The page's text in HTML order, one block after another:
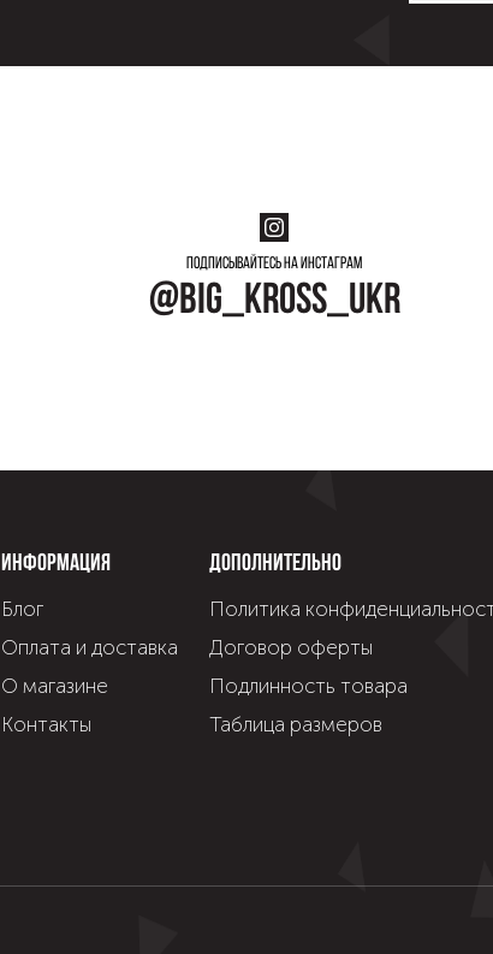
Подписывайтесь на инстаграм
@big_kross_ukr
Информация
Блог
Оплата и доставка
О магазине
Контакты
Дополнительно
Политика
Договор оферты
Подлинность товара
Таблица размеров